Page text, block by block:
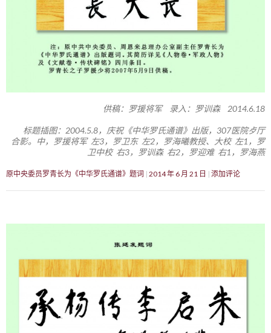
供稿：罗援将军 录入：罗训森 2014.6.18
标题插图：2004.5.8，庆祝《中华罗氏通谱》出版，307医院歺厅
合影。中，罗援将军 左3，罗卫东 左2，罗海曦教授、大校 左1，罗
卫中校 右3，罗训森 右2，罗迎难 右1，罗海燕
原中央委员罗青长为《中华罗氏通谱》题词 2014 年 6 月 21 日 添加评论